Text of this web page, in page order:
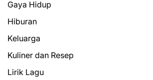
Gaya Hidup
Hiburan
Keluarga
Kuliner dan Resep
Lirik Lagu